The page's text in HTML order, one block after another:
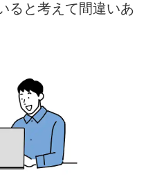
ると考えて間違いあ